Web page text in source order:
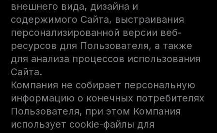
внешнего вида, дизайна и
содержимого Сайта, выстраивания
персонализированной версии веб-
ресурсов для Пользователя, а также
для анализа процессов использования
Сайта.
Компания не собирает персональную
информацию о конечных потребителях
Пользователя, при этом Компания
использует cookie-файлы для